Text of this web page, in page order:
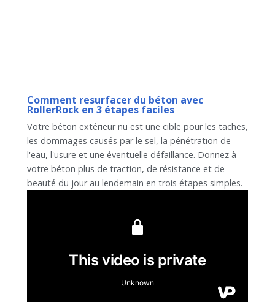
Comment resurfacer du béton avec
RollerRock en 3 étapes faciles
Votre béton extérieur nu est une cible pour les taches,
les dommages causés par le sel, la pénétration de
l'eau, l'usure et une éventuelle défaillance. Donnez à
votre béton plus de traction, de résistance et de
beauté du jour au lendemain en trois étapes simples.